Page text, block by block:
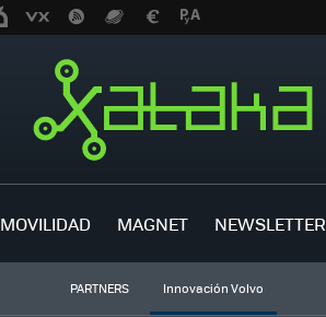
MOVILIDAD MAGNET NEWSLETTER
PARTNERS Innovación Volvo